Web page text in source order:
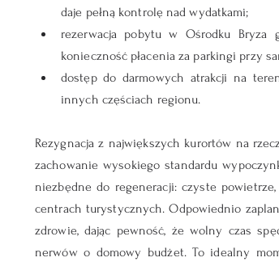
daje pełną kontrolę nad wydatkami;
rezerwacja pobytu w Ośrodku Bryza
konieczność płacenia za parkingi przy
dostęp do darmowych atrakcji na
innych częściach regionu.
Rezygnacja z największych kurortów na
zachowanie wysokiego standardu
niezbędne do regeneracji: czyste
centrach turystycznych. Odpowiednio
zdrowie, dając pewność, że wolny czas
nerwów o domowy budżet. To idealny